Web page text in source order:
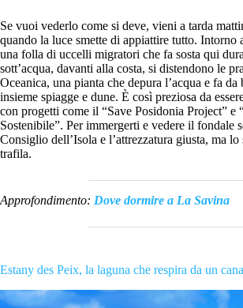
Se vuoi vederlo come si deve, vieni a tarda
quando la luce smette di appiattire tutto. Intorno
una folla di uccelli migratori che fa sosta qui
sott’acqua, davanti alla costa, si distendono le
Oceanica, una pianta che depura l’acqua e fa da
insieme spiagge e dune. È così preziosa da
con progetti come il “Save Posidonia Project” e
Sostenibile”. Per immergerti e vedere il fondale
Consiglio dell’Isola e l’attrezzatura giusta, ma lo
trafila.
Approfondimento: Dove dormire a La Savina
Estany des Peix, la laguna che respira da un